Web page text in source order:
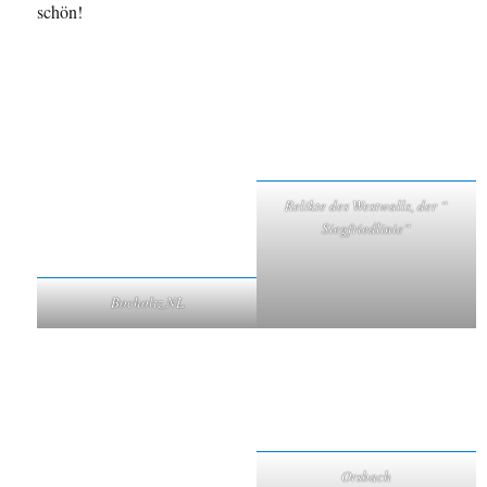
schön!
Bocholtz,NL
Relikte des Westwalls, der “
Siegfriedlinie“
Orsbach